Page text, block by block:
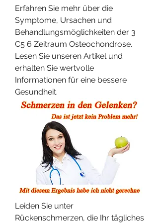
Erfahren Sie mehr über die
Symptome, Ursachen und
Behandlungsmöglichkeiten der 3
C5 6 Zeitraum Osteochondrose.
Lesen Sie unseren Artikel und
erhalten Sie wertvolle
Informationen für eine bessere
Gesundheit.
Leiden Sie unter
Rückenschmerzen, die Ihr tägliches